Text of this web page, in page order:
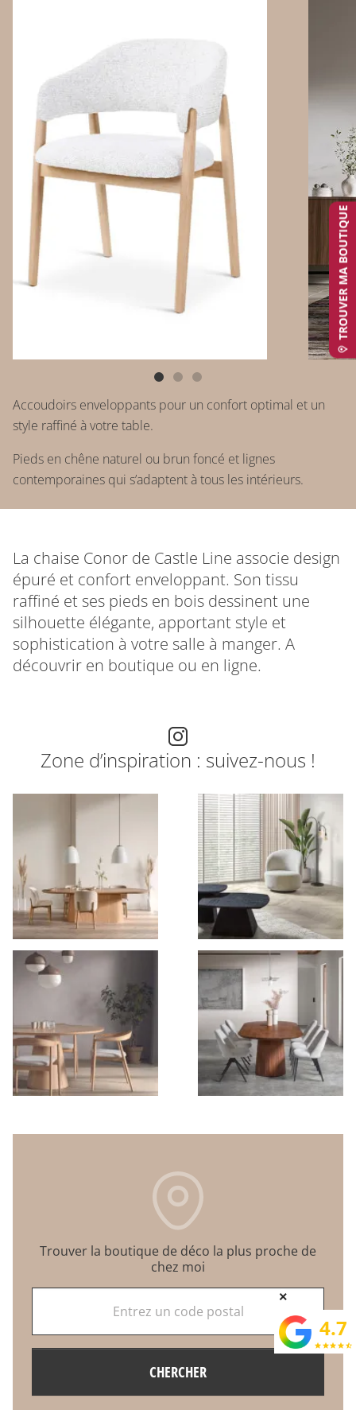
Accoudoirs enveloppants pour un confort optimal et un
style raffiné à votre table.
Pieds en chêne naturel ou brun foncé et lignes
contemporaines qui s’adaptent à tous les intérieurs.
La chaise Conor de Castle Line associe design
épuré et confort enveloppant. Son tissu
raffiné et ses pieds en bois dessinent une
silhouette élégante, apportant style et
sophistication à votre salle à manger. A
découvrir en boutique ou en ligne.
TROUVER MA BOUTIQUE
Zone d’inspiration : suivez-nous !
Trouver la boutique de déco la plus proche de
chez moi
CHERCHER
×
4.7
star starstar star star_half